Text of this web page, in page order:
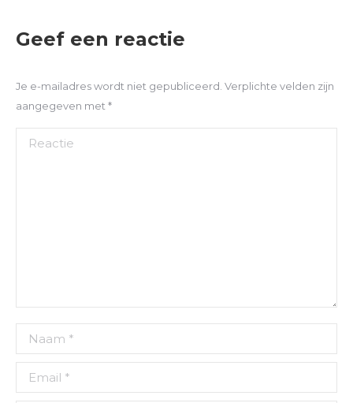
Geef een reactie
Je e-mailadres wordt niet gepubliceerd. Verplichte velden zijn
aangegeven met *
Reactie
Naam *
Email *